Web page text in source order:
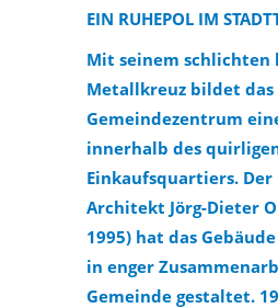
EIN RUHEPOL IM
Mit seinem schlichten
Metallkreuz bildet das
Gemeindezentrum
innerhalb des
Einkaufsquartiers.
Architekt Jörg-Dieter
1995) hat das
in enger
Gemeinde gestaltet.